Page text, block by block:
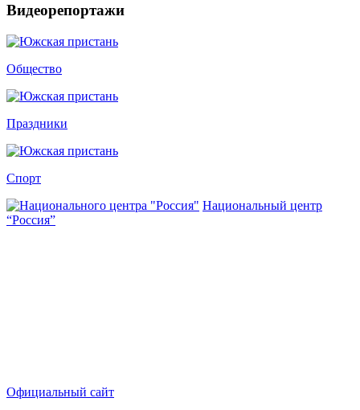
Видеорепортажи
Общество
Праздники
Спорт
Национальный центр
“Россия”
Официальный сайт